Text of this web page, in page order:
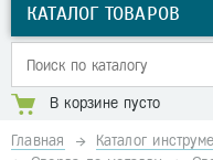
КАТАЛОГ ТОВАРОВ
В корзине пусто
Главная Каталог